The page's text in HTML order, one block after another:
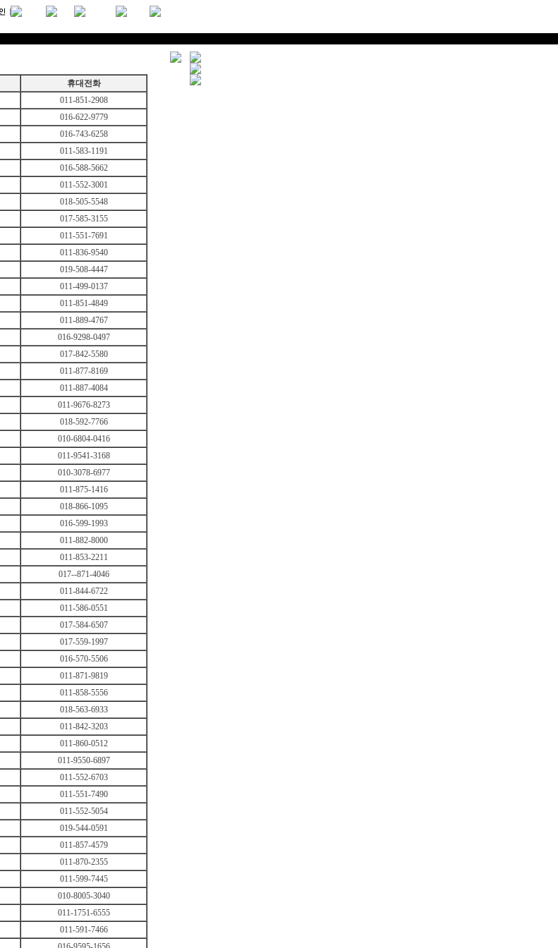
휴대전화
011-851-2908
016-622-9779
016-743-6258
011-583-1191
016-588-5662
011-552-3001
018-505-5548
017-585-3155
011-551-7691
011-836-9540
019-508-4447
011-499-0137
011-851-4849
011-889-4767
016-9298-0497
017-842-5580
011-877-8169
011-887-4084
011-9676-8273
018-592-7766
010-6804-0416
011-9541-3168
010-3078-6977
011-875-1416
018-866-1095
016-599-1993
011-882-8000
011-853-2211
017--871-4046
011-844-6722
011-586-0551
017-584-6507
017-559-1997
016-570-5506
011-871-9819
011-858-5556
018-563-6933
011-842-3203
011-860-0512
011-9550-6897
011-552-6703
011-551-7490
011-552-5054
019-544-0591
011-857-4579
011-870-2355
011-599-7445
010-8005-3040
011-1751-6555
011-591-7466